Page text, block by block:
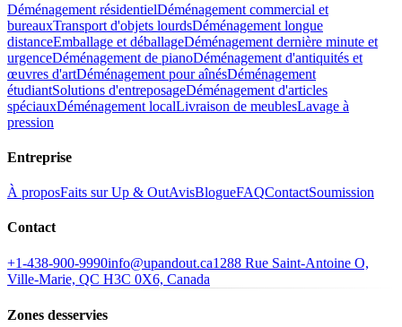
Déménagement résidentielDéménagement commercial et
bureauxTransport d'objets lourdsDéménagement longue
distanceEmballage et déballageDéménagement dernière minute et
urgenceDéménagement de pianoDéménagement d'antiquités et
œuvres d'artDéménagement pour aînésDéménagement
étudiantSolutions d'entreposageDéménagement d'articles
spéciauxDéménagement localLivraison de meublesLavage à
pression
Entreprise
À proposFaits sur Up & OutAvisBlogueFAQContactSoumission
Contact
+1-438-900-9990info@upandout.ca1288 Rue Saint-Antoine O,
Ville-Marie, QC H3C 0X6, Canada
Zones desservies